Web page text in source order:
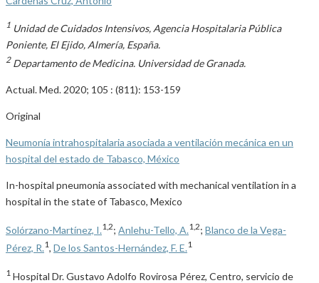
1 Unidad de Cuidados Intensivos, Agencia Hospitalaria Pública
Poniente, El Ejido, Almería, España.
2Departamento de Medicina. Universidad de Granada.
Actual. Med. 2020; 105 : (811): 153-159
Original
Neumonía intrahospitalaria asociada a ventilación mecánica en un
hospital del estado de Tabasco, México
In-hospital pneumonia associated with mechanical ventilation in a
hospital in the state of Tabasco, Mexico
Solórzano-Martínez, I. 1,2; Anlehu-Tello, A. 1,2; Blanco de la Vega-
Pérez, R.1, De los Santos-Hernández, F. E.1
1 Hospital Dr. Gustavo Adolfo Rovirosa Pérez, Centro, servicio de